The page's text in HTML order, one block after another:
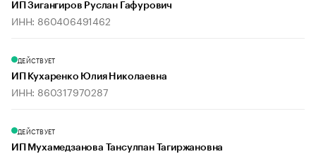
ИП Зигангиров Руслан Гафурович
ИНН: 860406491462
ДЕЙСТВУЕТ
ИП Кухаренко Юлия Николаевна
ИНН: 860317970287
ДЕЙСТВУЕТ
ИП Мухамедзанова Тансулпан Тагиржановна